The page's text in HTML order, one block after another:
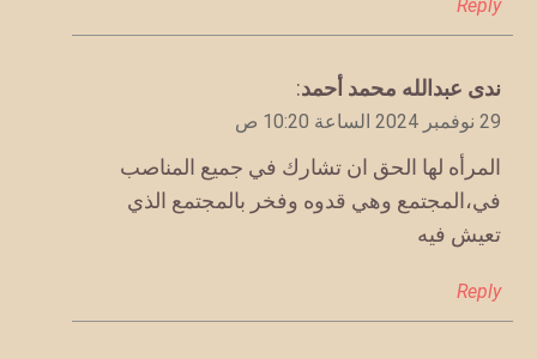
Reply
يقول
ندى عبدالله محمد أحمد:
29 نوفمبر 2024 الساعة 10:20 ص
المرأه لها الحق ان تشارك في جميع المناصب
في،المجتمع وهي قدوه وفخر بالمجتمع الذي
تعيش فيه
Reply